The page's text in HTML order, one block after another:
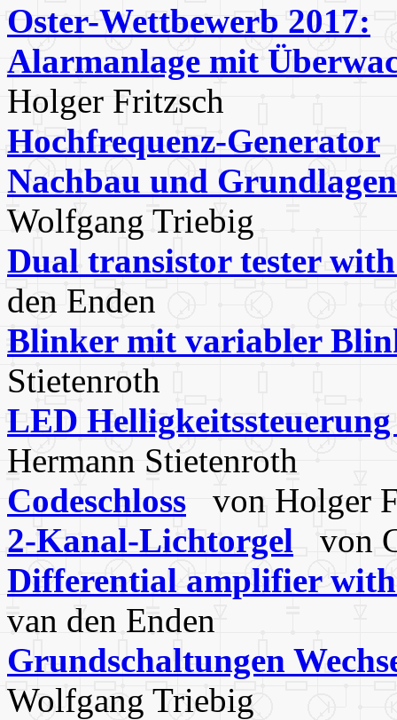
Oster-Wettbewerb 2017:
Alarmanlage mit
Holger Fritzsch
Hochfrequenz-Generator
Nachbau und
Wolfgang Triebig
Dual transistor tester
den Enden
Blinker mit variabler
Stietenroth
LED
Hermann Stietenroth
Codeschloss von Holger
2-Kanal-Lichtorgel von
Differential amplifier
van den Enden
Grundschaltungen
Wolfgang Triebig